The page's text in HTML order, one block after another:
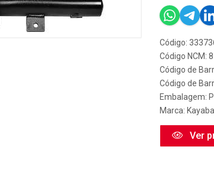
Código:
Código NCM:
Código de
Código de
Embalagem:
Marca: Kayaba
Ver